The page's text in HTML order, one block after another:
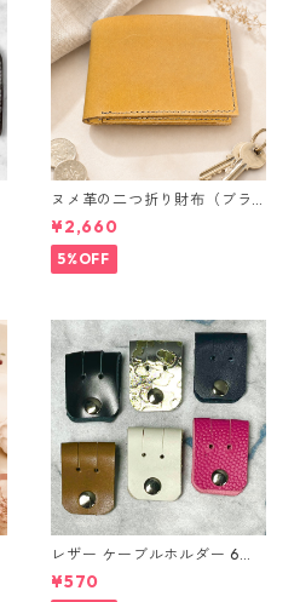
ヌメ革の二つ折り財布（ブラ
ウン系）
¥2,660
5%OFF
レザー ケーブルホルダー 6個
セット
¥570